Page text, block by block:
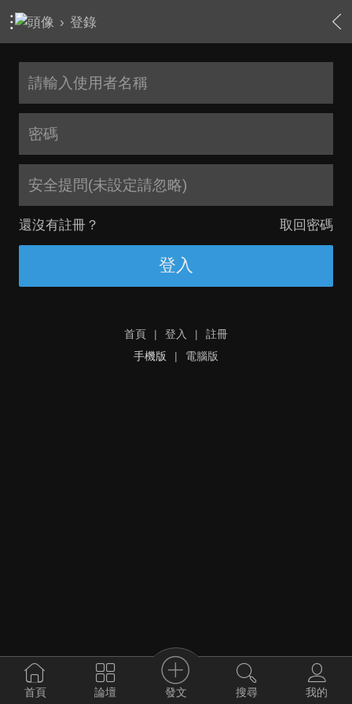
› 登錄
安全提問(未設定請忽略)
還沒有註冊？ 取回密碼
登入
首頁 | 登入 |
註冊
手機版
| 電腦版
首頁 論壇 發文 搜尋 我的